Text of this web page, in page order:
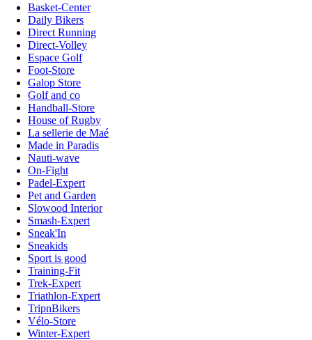
Basket-Center
Daily Bikers
Direct Running
Direct-Volley
Espace Golf
Foot-Store
Galop Store
Golf and co
Handball-Store
House of Rugby
La sellerie de Maé
Made in Paradis
Nauti-wave
On-Fight
Padel-Expert
Pet and Garden
Slowood Interior
Smash-Expert
Sneak'In
Sneakids
Sport is good
Training-Fit
Trek-Expert
Triathlon-Expert
TripnBikers
Vélo-Store
Winter-Expert